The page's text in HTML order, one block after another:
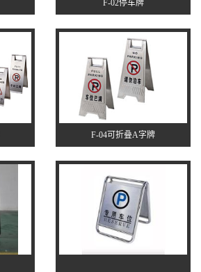
F-02停车牌
F-04可折叠A字牌